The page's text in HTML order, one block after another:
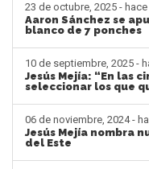
23 de octubre, 2025 - hace
Aaron Sánchez se
blanco de 7 ponches
10 de septiembre, 2025 -
Jesús Mejía: “En las
seleccionar los que
06 de noviembre, 2024 -
Jesús Mejía nombra
del Este